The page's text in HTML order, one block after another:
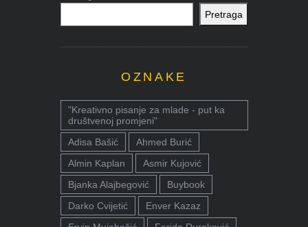
Pretraga
OZNAKE
"Kreativno pisanje za mlade - put ka
društvenoj promjeni"
Adisa Bašić
Ahmed Burić
Almin Kaplan
Asmir Kujović
Bjanka Alajbegović
Buybook
Darko Cvijetić
Enver Kazaz